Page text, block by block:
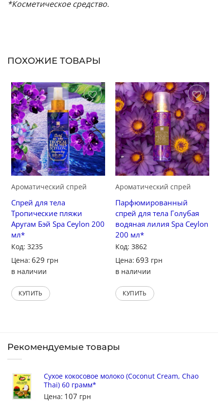
*Косметическое средство.
ПОХОЖИЕ ТОВАРЫ
Сохранить
Ароматический спрей
Спрей для тела
Тропические пляжи
Аругам Бэй Spa Ceylon 200
мл*
Код: 3235
Цена: 629 грн
в наличии
КУПИТЬ
Сохранить
Ароматический спрей
Парфюмированный
спрей для тела Голубая
водяная лилия Spa Ceylon
200 мл*
Код: 3862
Цена: 693 грн
в наличии
КУПИТЬ
Рекомендуемые товары
Сухое кокосовое молоко (Coconut Cream, Chao
Thai) 60 грамм*
Цена: 107 грн